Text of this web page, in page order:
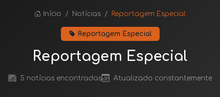
Início Notícias Reportagem Especial
Reportagem Especial
Reportagem Especial
5 notícias encontradas Atualizado constantemente